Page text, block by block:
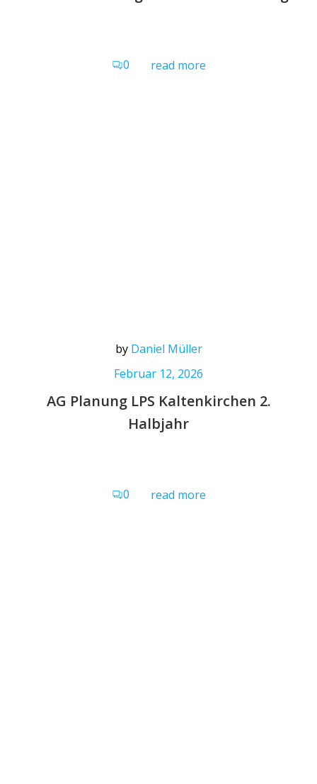
0 read more
by Daniel Müller
Februar 12, 2026
AG Planung LPS Kaltenkirchen 2.
Halbjahr
0 read more